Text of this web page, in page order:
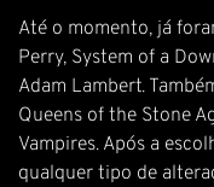
Até o momento, já
Perry, System of a
Adam Lambert.
Queens of the Stone
Vampires. Após a
qualquer tipo de